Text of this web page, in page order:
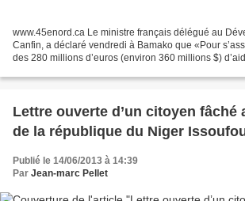
www.45enord.ca Le ministre français délégué au
Canfin, a déclaré vendredi à Bamako que «Pour
des 280 millions d’euros (environ 360 millions $)
Lettre ouverte d’un citoyen fâché
de la république du Niger
Publié le 14/06/2013 à 14:39
Par Jean-marc Pellet